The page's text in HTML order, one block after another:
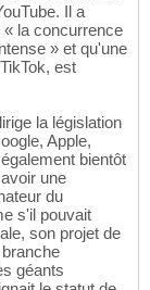
Il a
la concurrence
» et qu'une
est
la législation
Apple,
bientôt
une
du
s'il pouvait
son projet de
géants